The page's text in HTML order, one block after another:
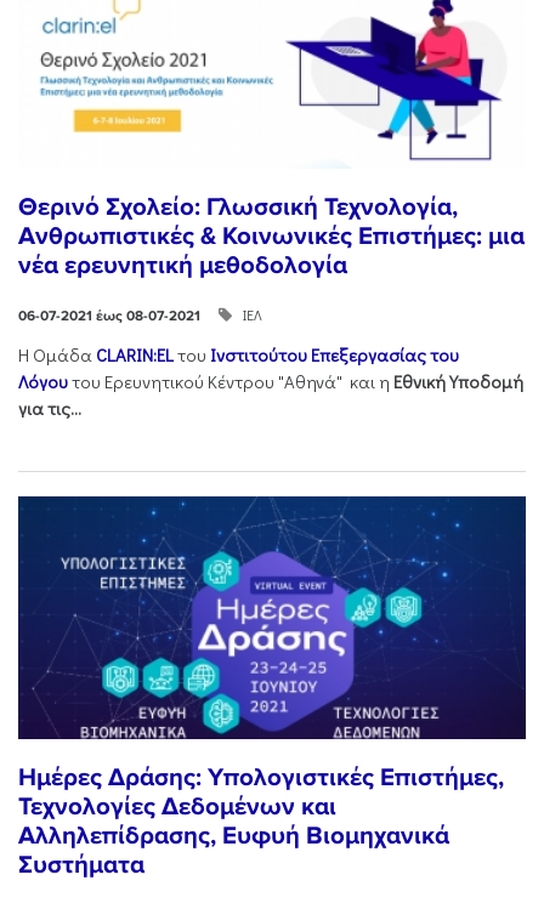
Θερινό Σχολείο: Γλωσσική Τεχνολογία,
Ανθρωπιστικές & Κοινωνικές Επιστήμες: μια
νέα ερευνητική μεθοδολογία
06-07-2021 έως 08-07-2021 ΙΕΛ
Η Ομάδα CLARIN:ELτου Ινστιτούτου Επεξεργασίας του
Λόγουτου Ερευνητικού Κέντρου "Αθηνά" και η Εθνική Υποδομή
για τις...
Ημέρες Δράσης: Υπολογιστικές Επιστήμες,
Τεχνολογίες Δεδομένων και
Αλληλεπίδρασης, Ευφυή Βιομηχανικά
Συστήματα